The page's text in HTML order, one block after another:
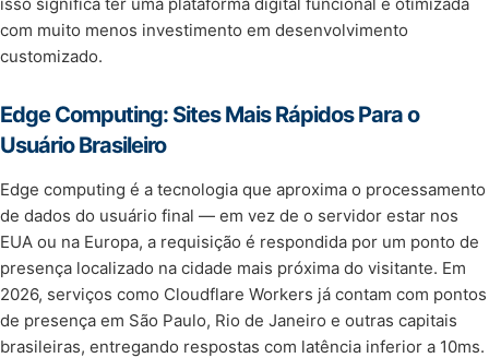
com muito menos investimento em desenvolvimento
customizado.
Edge Computing: Sites Mais Rápidos Para o
Usuário Brasileiro
Edge computing é a tecnologia que aproxima o processamento
de dados do usuário final — em vez de o servidor estar nos
EUA ou na Europa, a requisição é respondida por um ponto de
presença localizado na cidade mais próxima do visitante. Em
2026, serviços como Cloudflare Workers já contam com pontos
de presença em São Paulo, Rio de Janeiro e outras capitais
brasileiras, entregando respostas com latência inferior a 10ms.